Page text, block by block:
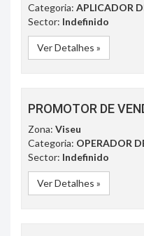
Categoria: APLICADOR
Sector: Indefinido
Ver Detalhes »
PROMOTOR DE
Zona: Viseu
Categoria: OPERADOR
Sector: Indefinido
Ver Detalhes »